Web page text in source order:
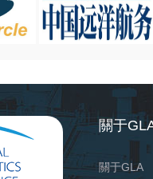
關于
關于GLA